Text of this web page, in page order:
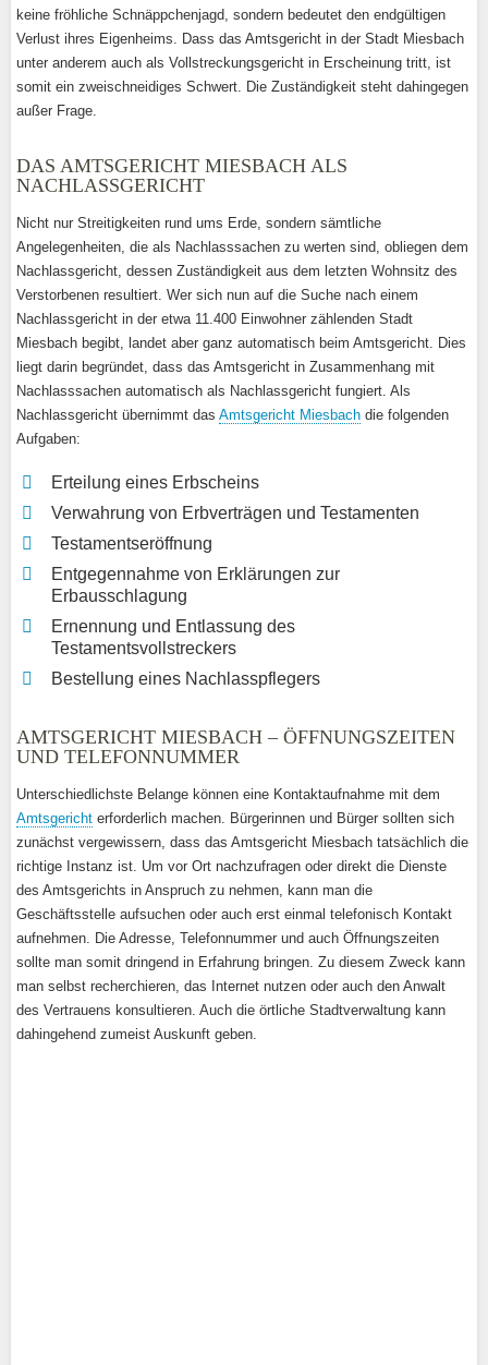
keine fröhliche Schnäppchenjagd, sondern bedeutet den endgültigen
Verlust ihres Eigenheims. Dass das Amtsgericht in der Stadt Miesbach
unter anderem auch als Vollstreckungsgericht in Erscheinung tritt, ist
somit ein zweischneidiges Schwert. Die Zuständigkeit steht dahingegen
außer Frage.
DAS AMTSGERICHT MIESBACH ALS
NACHLASSGERICHT
Nicht nur Streitigkeiten rund ums Erde, sondern sämtliche
Angelegenheiten, die als Nachlasssachen zu werten sind, obliegen dem
Nachlassgericht, dessen Zuständigkeit aus dem letzten Wohnsitz des
Verstorbenen resultiert. Wer sich nun auf die Suche nach einem
Nachlassgericht in der etwa 11.400 Einwohner zählenden Stadt
Miesbach begibt, landet aber ganz automatisch beim Amtsgericht. Dies
liegt darin begründet, dass das Amtsgericht in Zusammenhang mit
Nachlasssachen automatisch als Nachlassgericht fungiert. Als
Nachlassgericht übernimmt das Amtsgericht Miesbach die folgenden
Aufgaben:
Erteilung eines Erbscheins
Verwahrung von Erbverträgen und Testamenten
Testamentseröffnung
Entgegennahme von Erklärungen zur
Erbausschlagung
Ernennung und Entlassung des
Testamentsvollstreckers
Bestellung eines Nachlasspflegers
AMTSGERICHT MIESBACH – ÖFFNUNGSZEITEN
UND TELEFONNUMMER
Unterschiedlichste Belange können eine Kontaktaufnahme mit dem
Amtsgericht erforderlich machen. Bürgerinnen und Bürger sollten sich
zunächst vergewissern, dass das Amtsgericht Miesbach tatsächlich die
richtige Instanz ist. Um vor Ort nachzufragen oder direkt die Dienste
des Amtsgerichts in Anspruch zu nehmen, kann man die
Geschäftsstelle aufsuchen oder auch erst einmal telefonisch Kontakt
aufnehmen. Die Adresse, Telefonnummer und auch Öffnungszeiten
sollte man somit dringend in Erfahrung bringen. Zu diesem Zweck kann
man selbst recherchieren, das Internet nutzen oder auch den Anwalt
des Vertrauens konsultieren. Auch die örtliche Stadtverwaltung kann
dahingehend zumeist Auskunft geben.